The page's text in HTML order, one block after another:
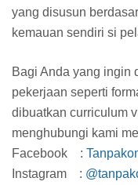
yang disusun
kemauan sendiri si
Bagi Anda yang ingin
pekerjaan seperti
dibuatkan curriculum
menghubungi kami
Facebook :
Instagram :